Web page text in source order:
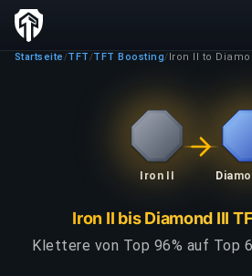
Startseite /TFT /TFT Boosting/Iron II to
Iron II
Iron II bis Diamond III
Klettere von Top 96% auf Top